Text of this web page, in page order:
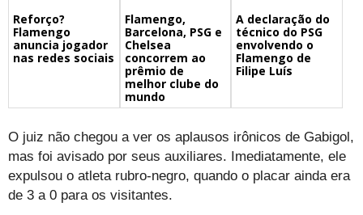
Reforço?
Flamengo
anuncia jogador
nas redes sociais
Flamengo,
Barcelona, PSG e
Chelsea
concorrem ao
prêmio de
melhor clube do
mundo
A declaração do
técnico do PSG
envolvendo o
Flamengo de
Filipe Luís
O juiz não chegou a ver os aplausos irônicos de Gabigol,
mas foi avisado por seus auxiliares. Imediatamente, ele
expulsou o atleta rubro-negro, quando o placar ainda era
de 3 a 0 para os visitantes.